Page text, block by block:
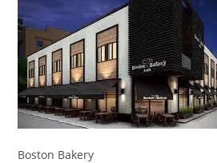
Boston Bakery